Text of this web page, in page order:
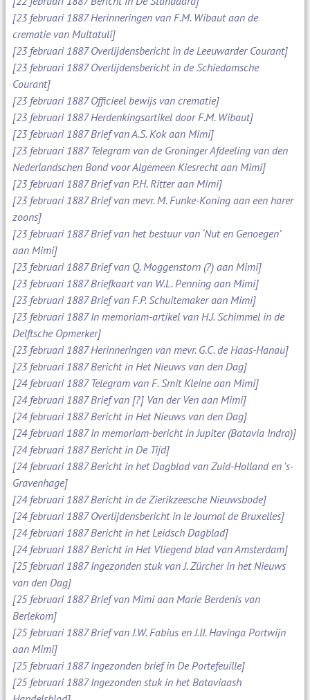
[23 februari 1887 Herinneringen van F.M. Wibaut aan de
crematie van Multatuli]
[23 februari 1887 Overlijdensbericht in de Leeuwarder Courant]
[23 februari 1887 Overlijdensbericht in de Schiedamsche
Courant]
[23 februari 1887 Officieel bewijs van crematie]
[23 februari 1887 Herdenkingsartikel door F.M. Wibaut]
[23 februari 1887 Brief van A.S. Kok aan Mimi]
[23 februari 1887 Telegram van de Groninger Afdeeling van den
Nederlandschen Bond voor Algemeen Kiesrecht aan Mimi]
[23 februari 1887 Brief van P.H. Ritter aan Mimi]
[23 februari 1887 Brief van mevr. M. Funke-Koning aan een harer
zoons]
[23 februari 1887 Brief van het bestuur van ‘Nut en Genoegen’
aan Mimi]
[23 februari 1887 Brief van Q. Moggenstorn (?) aan Mimi]
[23 februari 1887 Briefkaart van W.L. Penning aan Mimi]
[23 februari 1887 Brief van F.P. Schuitemaker aan Mimi]
[23 februari 1887 In memoriam-artikel van H.J. Schimmel in de
Delftsche Opmerker]
[23 februari 1887 Herinneringen van mevr. G.C. de Haas-Hanau]
[23 februari 1887 Bericht in Het Nieuws van den Dag]
[24 februari 1887 Telegram van F. Smit Kleine aan Mimi]
[24 februari 1887 Brief van [?] Van der Ven aan Mimi]
[24 februari 1887 Bericht in Het Nieuws van den Dag]
[24 februari 1887 In memoriam-bericht in Jupiter (Batavia Indra)]
[24 februari 1887 Bericht in De Tijd]
[24 februari 1887 Bericht in het Dagblad van Zuid-Holland en 's-
Gravenhage]
[24 februari 1887 Bericht in de Zierikzeesche Nieuwsbode]
[24 februari 1887 Overlijdensbericht in le Journal de Bruxelles]
[24 februari 1887 Bericht in het Leidsch Dagblad]
[24 februari 1887 Bericht in Het Vliegend blad van Amsterdam]
[25 februari 1887 Ingezonden stuk van J. Zürcher in het Nieuws
van den Dag]
[25 februari 1887 Brief van Mimi aan Marie Berdenis van
Berlekom]
[25 februari 1887 Brief van J.W. Fabius en J.IJ. Havinga Portwijn
aan Mimi]
[25 februari 1887 Ingezonden brief in De Portefeuille]
[25 februari 1887 Ingezonden stuk in het Bataviaash